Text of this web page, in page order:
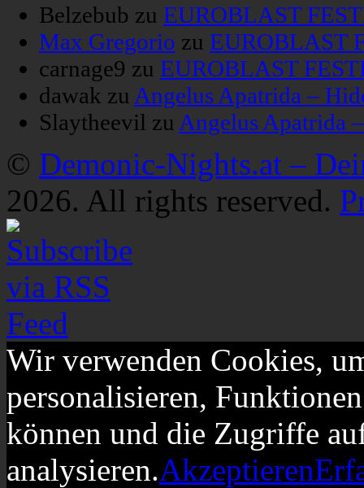
Belzebub zu EUROBLAST
Max Gregorio zu EUROBLAST
carnage9 zu EUROBLAST
dawak zu Angelus Apatrida –
Slaytheevil zu Angelus Apatrida
© Demonic-Nights.at –
2026. All rights reserved.
Wir verwenden Cookies,
personalisieren,
können und die Zugriffe
analysieren.Akzeptieren